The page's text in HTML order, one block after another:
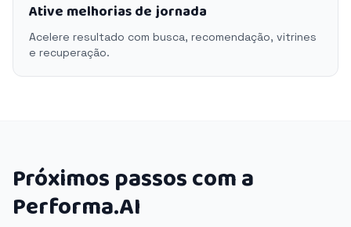
Ative melhorias de jornada
Acelere resultado com busca, recomendação, vitrines
e recuperação.
Próximos passos com a
Performa.AI